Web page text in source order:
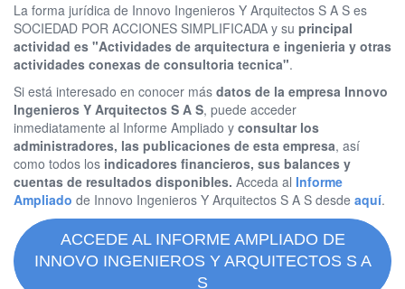
La forma jurídica de Innovo Ingenieros Y Arquitectos S A S es
SOCIEDAD POR ACCIONES SIMPLIFICADA y su principal
actividad es "Actividades de arquitectura e ingenieria y otras
actividades conexas de consultoria tecnica".
Si está interesado en conocer más datos de la empresa Innovo
Ingenieros Y Arquitectos S A S, puede acceder
inmediatamente al Informe Ampliado y consultar los
administradores, las publicaciones de esta empresa, así
como todos los indicadores financieros, sus balances y
cuentas de resultados disponibles. Acceda al Informe
Ampliado de Innovo Ingenieros Y Arquitectos S A S desde aquí.
ACCEDE AL INFORME AMPLIADO DE
INNOVO INGENIEROS Y ARQUITECTOS S A
S